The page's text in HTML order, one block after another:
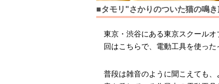
■タモリ"さかりのついた猫の鳴
東京・渋谷にある東京スクール
回はこちらで、電動工具を使った
普段は雑音のように聞こえても